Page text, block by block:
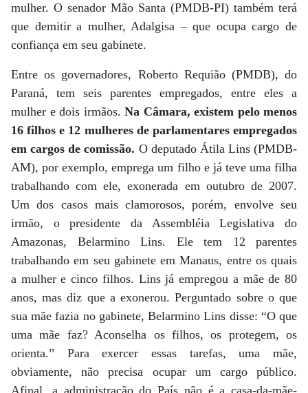
mulher. O senador Mão Santa (PMDB-PI) também terá
que demitir a mulher, Adalgisa – que ocupa cargo de
confiança em seu gabinete.
Entre os governadores, Roberto Requião (PMDB), do
Paraná, tem seis parentes empregados, entre eles a
mulher e dois irmãos. Na Câmara, existem pelo menos
16 filhos e 12 mulheres de parlamentares empregados
em cargos de comissão. O deputado Átila Lins (PMDB-
AM), por exemplo, emprega um filho e já teve uma filha
trabalhando com ele, exonerada em outubro de 2007.
Um dos casos mais clamorosos, porém, envolve seu
irmão, o presidente da Assembléia Legislativa do
Amazonas, Belarmino Lins. Ele tem 12 parentes
trabalhando em seu gabinete em Manaus, entre os quais
a mulher e cinco filhos. Lins já empregou a mãe de 80
anos, mas diz que a exonerou. Perguntado sobre o que
sua mãe fazia no gabinete, Belarmino Lins disse: “O que
uma mãe faz? Aconselha os filhos, os protegem, os
orienta.” Para exercer essas tarefas, uma mãe,
obviamente, não precisa ocupar um cargo público.
Afinal, a administração do País não é a casa-da-mãe-